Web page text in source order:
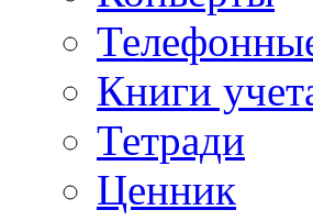
Книги
Тетради
Ценник